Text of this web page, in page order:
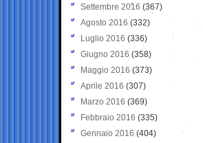
Settembre 2016 (367)
Agosto 2016 (332)
Luglio 2016 (336)
Giugno 2016 (358)
Maggio 2016 (373)
Aprile 2016 (307)
Marzo 2016 (369)
Febbraio 2016 (335)
Gennaio 2016 (404)